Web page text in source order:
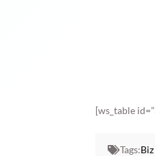
[ws_table
Tags: